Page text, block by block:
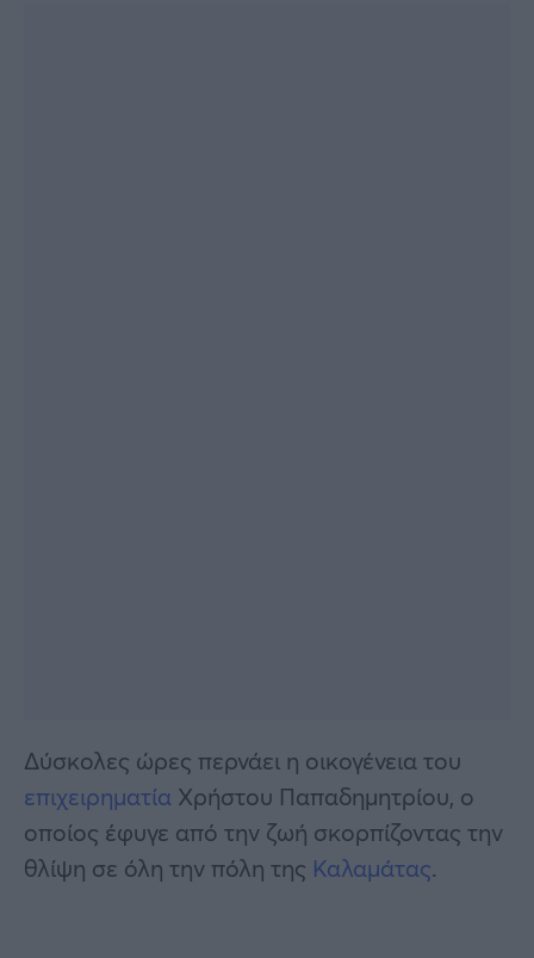
Δύσκολες ώρες περνάει η οικογένεια του
επιχειρηματία Χρήστου Παπαδημητρίου, ο
οποίος έφυγε από την ζωή σκορπίζοντας την
θλίψη σε όλη την πόλη της Καλαμάτας.